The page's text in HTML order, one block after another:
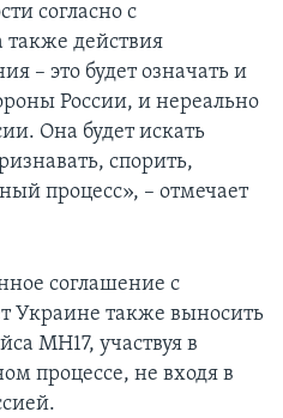
согласно с
действия
– это будет означать и
России, и нереально
Она будет искать
спорить,
процесс», – отмечает
соглашение с
Украине также выносить
МН17, участвуя в
процессе, не входя в